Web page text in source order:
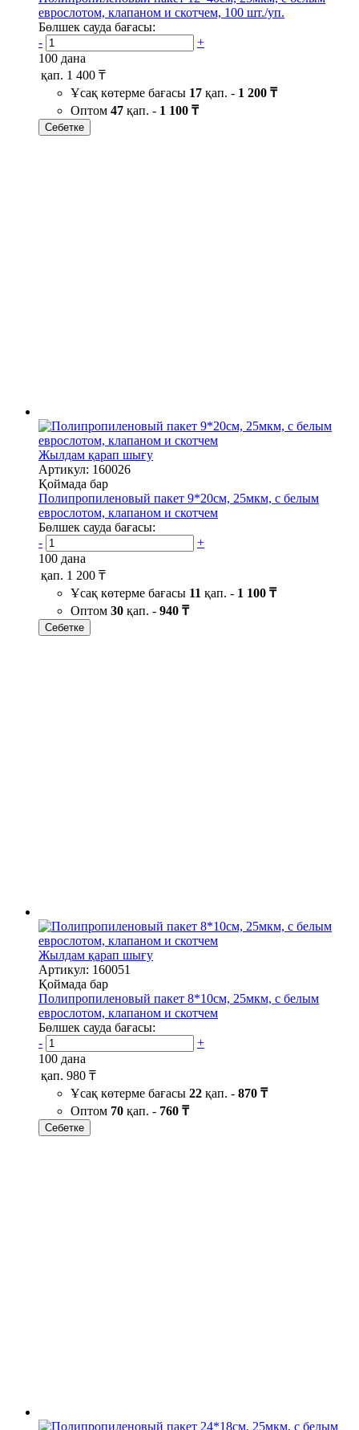
еврослотом, клапаном и скотчем, 100 шт./уп.
Бөлшек сауда бағасы:
-
+
100 дана
қап. 1 400 ₸
Ұсақ көтерме бағасы 17 қап. - 1 200 ₸
Оптом 47 қап. - 1 100 ₸
Себетке
Жылдам қарап шығу
Артикул: 160026
Қоймада бар
Полипропиленовый пакет 9*20см, 25мкм, с белым
еврослотом, клапаном и скотчем
Бөлшек сауда бағасы:
-
+
100 дана
қап. 1 200 ₸
Ұсақ көтерме бағасы 11 қап. - 1 100 ₸
Оптом 30 қап. - 940 ₸
Себетке
Жылдам қарап шығу
Артикул: 160051
Қоймада бар
Полипропиленовый пакет 8*10см, 25мкм, с белым
еврослотом, клапаном и скотчем
Бөлшек сауда бағасы:
-
+
100 дана
қап. 980 ₸
Ұсақ көтерме бағасы 22 қап. - 870 ₸
Оптом 70 қап. - 760 ₸
Себетке